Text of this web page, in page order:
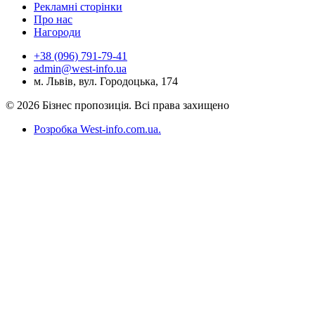
Рекламні сторінки
Про нас
Нагороди
+38 (096) 791-79-41
admin@west-info.ua
м. Львів, вул. Городоцька, 174
© 2026 Бізнес пропозиція. Всі права захищено
Розробка West-info.com.ua.